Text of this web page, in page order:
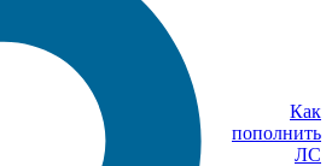
Как
пополнить
ЛС